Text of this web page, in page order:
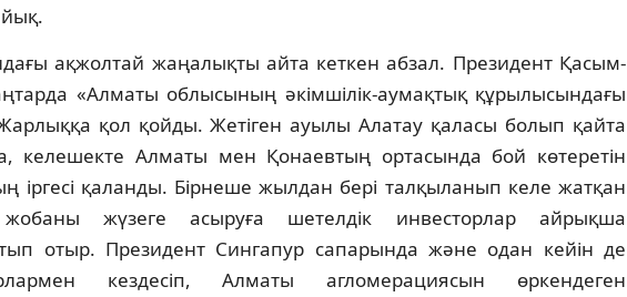
ақжолтай жаңалықты айта кеткен абзал. Президент Қасым-
«Алматы облысының әкімшілік-аумақтық құрылы­сындағы
Жарлыққа қол қойды. Жетіген ауылы Алатау қаласы болып қайта
келешекте Алматы мен Қонаевтың ортасында бой көтеретін
іргесі қаланды. Бірнеше жылдан бері талқыланып келе жатқан
жүзеге асыруға шетелдік инвес­торлар айрықша
отыр. Президент Сингапур сапарында және одан кейін де
кездесіп, Алматы агломерациясын өркендеген